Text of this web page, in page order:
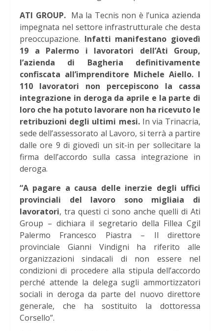
ATI GROUP.Ma la Tecnis non è l’unica azienda
impegnata nel settore infrastrutturale che desta
preoccupazione. Infatti manifestano giovedì
19 a Palermo i lavoratori dell’Ati Group,
l’azienda di Bagheria definitivamente
confiscata all’imprenditore Michele Aiello. I
110 lavoratori non percepiscono la cassa
integrazione in deroga da aprile e la parte di
loro che ha potuto lavorare non ha ricevuto le
retribuzioni degli ultimi mesi.In via Trinacria,
sede dell’assessorato al Lavoro, si terrà a partire
dalle ore 9 di giovedì un sit-in per sollecitare la
firma dell’accordo sulla cassa integrazione in
deroga.
“A pagare a causa delle inerzie degli uffici
provinciali del lavoro sono migliaia di
lavoratori, tra questi ci sono anche quelli di Ati
Group – dichiara il segretario della Fillea Cgil
Palermo Francesco Piastra – Il direttore
provinciale Gianni Vindigni ha riferito alle
organizzazioni sindacali di non essere nel
condizioni di procedere alla stipula dell’accordo
perché attende la delega sugli ammortizzatori
sociali in deroga da parte del nuovo direttore
generale, che ha sostituito la dottoressa
Corsello”.